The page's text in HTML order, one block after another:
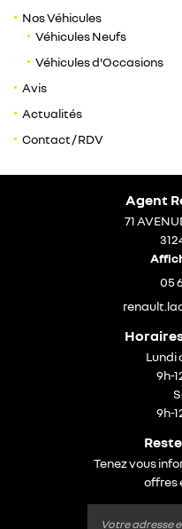
 Recopier le code ci-
Rafraîchir le captcha
à l'adresse email indiqué ci-
le formulaire de
Nos Véhicules
Véhicules Neufs
Véhicules d'Occasions
Avis
Actualités
Contact / RDV
Agent
71
05
Lundi
9h-
9h-
Tenez vous
offres